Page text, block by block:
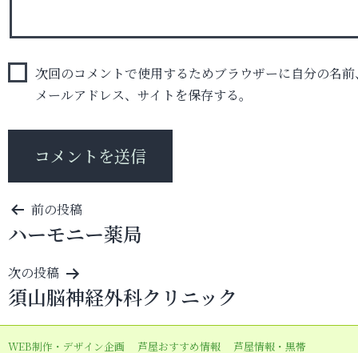
次回のコメントで使用するためブラウザーに自分の名前
メールアドレス、サイトを保存する。
投
稿
ナ
ビ
ゲ
ー
前の投稿
ハーモニー薬局
次の投稿
須山脳神経外科クリニック
WEB制作・デザイン企画 芦屋おすすめ情報
芦屋情報・黒帯